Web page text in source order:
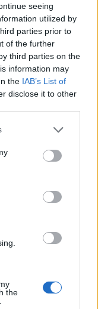
seeing
utilized by
parties prior to
of the further
third parties on the
information may
the IAB’s List of
disclose it to other
or more Google
You may click to
party tags to
in below Google
the
que foi
sede para a Ilha
Binance é
para
na mania de 2017
criptografia do
lançada em
e chinês (o último
de pares de
das novas
um volume de
os dias, é uma